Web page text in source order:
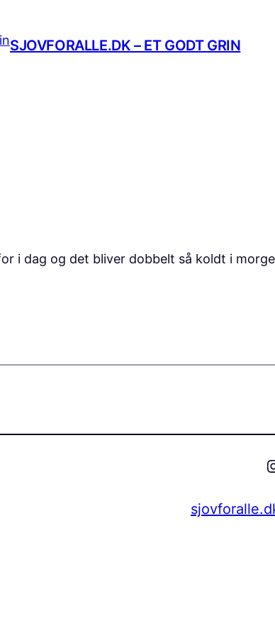
SJOVFORALLE.DK – ET GODT GRIN
i dag og det bliver dobbelt så koldt i